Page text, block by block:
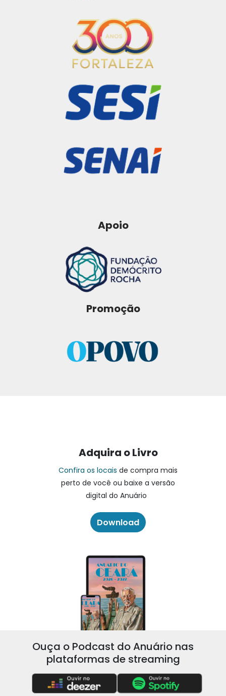
Apoio
Promoção
Adquira o Livro
Confira os locais de compra mais
perto de você ou baixe a versão
digital do Anuário
Download
Ouça o Podcast do Anuário nas
plataformas de streaming